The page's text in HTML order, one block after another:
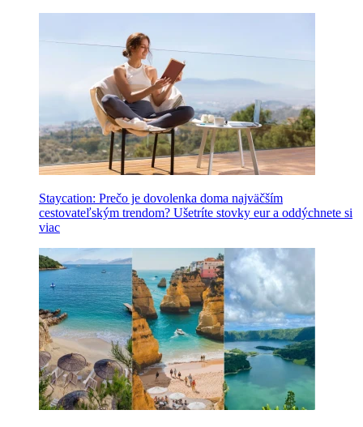
Staycation: Prečo je dovolenka doma najväčším
cestovateľským trendom? Ušetríte stovky eur a oddýchnete si
viac